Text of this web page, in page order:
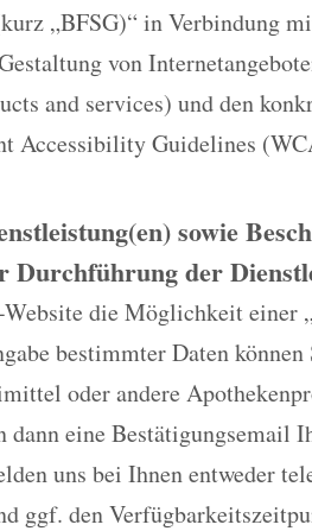
„BFSG)“ in Verbindung
von
and services) und den
Accessibility Guidelines
sowie
Durchführung der
die Möglichkeit einer
bestimmter Daten können
oder andere
dann eine Bestätigungsemail
uns bei Ihnen entweder
ggf. den